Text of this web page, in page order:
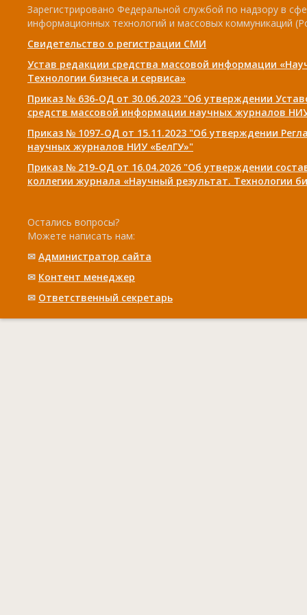
Зарегистрировано Федеральной службой по надзору в
информационных технологий и массовых коммуникаций
Свидетельство о регистрации СМИ
Устав редакции средства массовой информации
Технологии бизнеса и сервиса»
Приказ № 636-ОД от 30.06.2023 "Об утверждении
средств массовой информации научных журналов
Приказ № 1097-ОД от 15.11.2023 "Об утверждении
научных журналов НИУ «БелГУ»"
Приказ № 219-ОД от 16.04.2026 "Об утверждении
коллегии журнала «Научный результат. Технологии
Остались вопросы?
Можете написать нам:
✉ Администратор сайта
✉ Контент менеджер
✉ Ответственный cекретарь